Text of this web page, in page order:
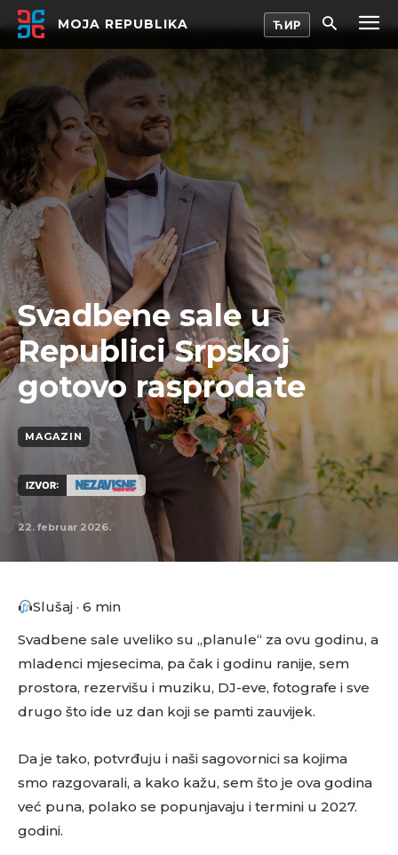
MOJA REPUBLIKA
Svadbene sale u
Republici Srpskoj
gotovo rasprodate
MAGAZIN
IZVOR:
22. februar 2026.
Slušaj · 6 min
Svadbene sale uveliko su „planule“ za ovu godinu, a
mladenci mjesecima, pa čak i godinu ranije, sem
prostora, rezervišu i muziku, DJ-eve, fotografe i sve
drugo što ide uz dan koji se pamti zauvijek.
Da je tako, potvrđuju i naši sagovornici sa kojima
smo razgovarali, a kako kažu, sem što je ova godina
već puna, polako se popunjavaju i termini u 2027.
godini.